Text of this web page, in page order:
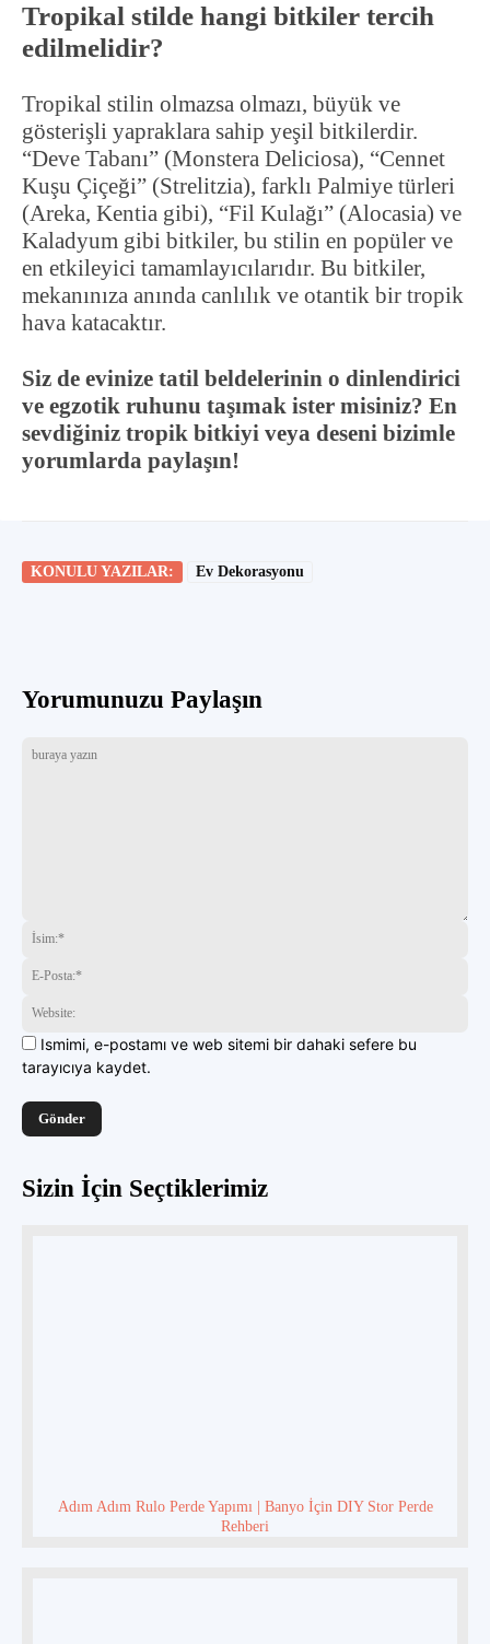
Tropikal stilde hangi bitkiler tercih
edilmelidir?
Tropikal stilin olmazsa olmazı, büyük ve
gösterişli yapraklara sahip yeşil bitkilerdir.
“Deve Tabanı” (Monstera Deliciosa), “Cennet
Kuşu Çiçeği” (Strelitzia), farklı Palmiye türleri
(Areka, Kentia gibi), “Fil Kulağı” (Alocasia) ve
Kaladyum gibi bitkiler, bu stilin en popüler ve
en etkileyici tamamlayıcılarıdır. Bu bitkiler,
mekanınıza anında canlılık ve otantik bir tropik
hava katacaktır.
Siz de evinize tatil beldelerinin o dinlendirici
ve egzotik ruhunu taşımak ister misiniz? En
sevdiğiniz tropik bitkiyi veya deseni bizimle
yorumlarda paylaşın!
KONULU YAZILAR: Ev Dekorasyonu
Yorumunuzu Paylaşın
buraya
Ismimi, e-postamı ve web sitemi bir dahaki sefere bu
tarayıcıya kaydet.
Sizin İçin Seçtiklerimiz
Adım Adım Rulo Perde Yapımı | Banyo İçin DIY Stor Perde
Rehberi